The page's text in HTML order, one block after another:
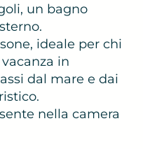
un bagno
ideale per chi
in
dal mare e dai
nella camera